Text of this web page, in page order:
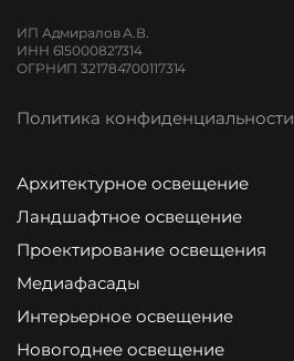
ИП Адмиралов А.В.
ИНН 615000827314
ОГРНИП 321784700117314
Политика конфиденциальности
Архитектурное освещение
Ландшафтное освещение
Проектирование освещения
Медиафасады
Интерьерное освещение
Новогоднее освещение